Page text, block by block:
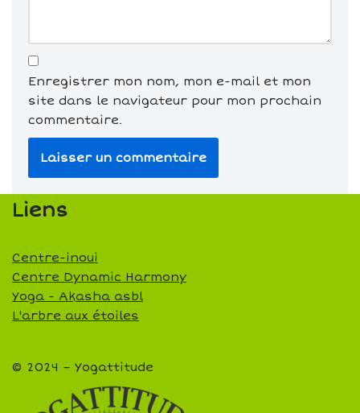
Enregistrer mon nom, mon e-mail et mon
site dans le navigateur pour mon prochain
commentaire.
Liens
Centre-inoui
Centre Dynamic Harmony
Yoga - Akasha asbl
L'arbre aux étoiles
© 2024 – Yogattitude